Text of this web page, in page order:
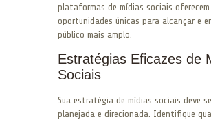
plataformas de mídias sociais oferecem
oportunidades únicas para alcançar e
público mais amplo.
Estratégias Eficazes de
Sociais
Sua estratégia de mídias sociais deve
planejada e direcionada. Identifique